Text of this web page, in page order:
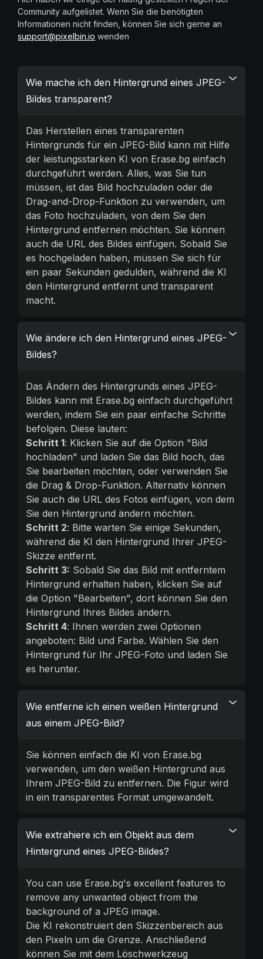
Community aufgelistet. Wenn Sie die benötigten
Informationen nicht finden, können Sie sich gerne an
support@pixelbin.io wenden
Wie mache ich den Hintergrund eines JPEG-
Bildes transparent?
Das Herstellen eines transparenten
Hintergrunds für ein JPEG-Bild kann mit Hilfe
der leistungsstarken KI von Erase.bg einfach
durchgeführt werden. Alles, was Sie tun
müssen, ist das Bild hochzuladen oder die
Drag-and-Drop-Funktion zu verwenden, um
das Foto hochzuladen, von dem Sie den
Hintergrund entfernen möchten. Sie können
auch die URL des Bildes einfügen. Sobald Sie
es hochgeladen haben, müssen Sie sich für
ein paar Sekunden gedulden, während die KI
den Hintergrund entfernt und transparent
macht.
Wie ändere ich den Hintergrund eines JPEG-
Bildes?
Das Ändern des Hintergrunds eines JPEG-
Bildes kann mit Erase.bg einfach durchgeführt
werden, indem Sie ein paar einfache Schritte
befolgen. Diese lauten:
Schritt 1: Klicken Sie auf die Option "Bild
hochladen" und laden Sie das Bild hoch, das
Sie bearbeiten möchten, oder verwenden Sie
die Drag & Drop-Funktion. Alternativ können
Sie auch die URL des Fotos einfügen, von dem
Sie den Hintergrund ändern möchten.
Schritt 2: Bitte warten Sie einige Sekunden,
während die KI den Hintergrund Ihrer JPEG-
Skizze entfernt.
Schritt 3: Sobald Sie das Bild mit entferntem
Hintergrund erhalten haben, klicken Sie auf
die Option "Bearbeiten", dort können Sie den
Hintergrund Ihres Bildes ändern.
Schritt 4: Ihnen werden zwei Optionen
angeboten: Bild und Farbe. Wählen Sie den
Hintergrund für Ihr JPEG-Foto und laden Sie
es herunter.
Wie entferne ich einen weißen Hintergrund
aus einem JPEG-Bild?
Sie können einfach die KI von Erase.bg
verwenden, um den weißen Hintergrund aus
Ihrem JPEG-Bild zu entfernen. Die Figur wird
in ein transparentes Format umgewandelt.
Wie extrahiere ich ein Objekt aus dem
Hintergrund eines JPEG-Bildes?
You can use Erase.bg's excellent features to
remove any unwanted object from the
background of a JPEG image.
Die KI rekonstruiert den Skizzenbereich aus
den Pixeln um die Grenze. Anschließend
können Sie mit dem Löschwerkzeug